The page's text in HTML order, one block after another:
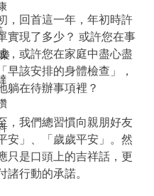
，回首這一年，年初時許
實現了多少？ 或許您在事
，或許您在家庭中盡心盡
早該安排的身體檢查」，
躺在待辦事項裡？
，我們總習慣向親朋好友
安」、「歲歲平安」。然
只是口頭上的吉祥話，更
諸行動的承諾。